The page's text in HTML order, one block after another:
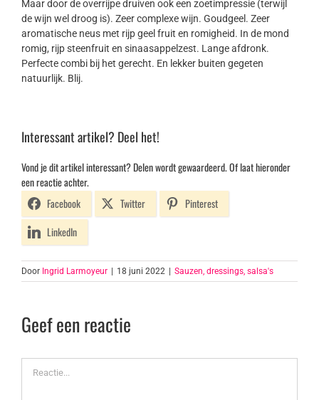
Maar door de overrijpe druiven ook een zoetimpressie (terwijl
de wijn wel droog is). Zeer complexe wijn. Goudgeel. Zeer
aromatische neus met rijp geel fruit en romigheid. In de mond
romig, rijp steenfruit en sinaasappelzest. Lange afdronk.
Perfecte combi bij het gerecht. En lekker buiten gegeten
natuurlijk. Blij.
Interessant artikel? Deel het!
Vond je dit artikel interessant? Delen wordt gewaardeerd. Of laat hieronder
een reactie achter.
Facebook
Twitter
Pinterest
LinkedIn
Door Ingrid Larmoyeur | 18 juni 2022 | Sauzen, dressings, salsa's
Geef een reactie